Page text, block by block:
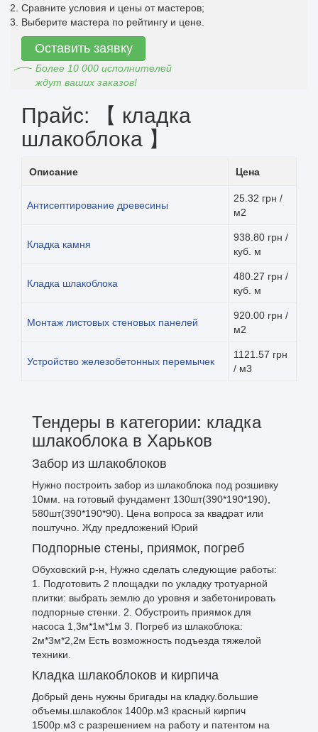
Сравните условия и цены от мастеров;
Выберите мастера по рейтингу и цене.
Оставить заявку
Более 10 000 исполнителей
ждут ваших заказов!
Прайс: 【 кладка
шлакоблока 】
Описание Цена
Антисептирование древесины
25.32 грн /
м2
Кладка камня
938.80 грн /
куб. м
Кладка шлакоблока
480.27 грн /
куб. м
Монтаж листовых стеновых панелей
920.00 грн /
м2
Устройство железобетонных перемычек
1121.57 грн
/ м3
Тендеры в категории: кладка
шлакоблока в Харьков
Забор из шлакоблоков
Нужно построить забор из шлакоблока под розшивку
10мм. на готовый фундамент 130шт(390*190*190),
580шт(390*190*90). Цена вопроса за квадрат или
поштучно. Жду предложений Юрий
Подпорные стены, приямок, погреб
Обуховский р-н, Нужно сделать следующие работы:
1. Подготовить 2 площадки по укладку тротуарной
плитки: выбрать землю до уровня и забетонировать
подпорные стенки. 2. Обустроить приямок для
насоса 1,3м*1м*1м 3. Погреб из шлакоблока:
2м*3м*2,2м Есть возможность подъезда тяжелой
техники.
Кладка шлакоблоков и кирпича
Добрый день нужны бригады на кладку.большие
объемы.шлакоблок 1400р.м3 красный кирпич
1500р.м3 с разрешением на работу и патентом на